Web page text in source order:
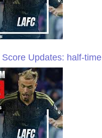
Updates: half-time